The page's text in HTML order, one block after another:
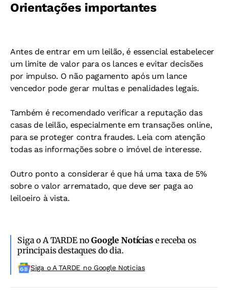
Orientações importantes
Antes de entrar em um leilão, é essencial estabelecer
um limite de valor para os lances e evitar decisões
por impulso. O não pagamento após um lance
vencedor pode gerar multas e penalidades legais.
Também é recomendado verificar a reputação das
casas de leilão, especialmente em transações online,
para se proteger contra fraudes. Leia com atenção
todas as informações sobre o imóvel de interesse.
Outro ponto a considerar é que há uma taxa de 5%
sobre o valor arrematado, que deve ser paga ao
leiloeiro à vista.
Siga o A TARDE noGoogle Notíciase receba os
principais destaques do dia.
Siga o A TARDE no Google Noticias